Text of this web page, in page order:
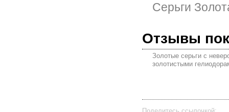
Серьги
Отзывы
Золотые серьги с
золотистыми